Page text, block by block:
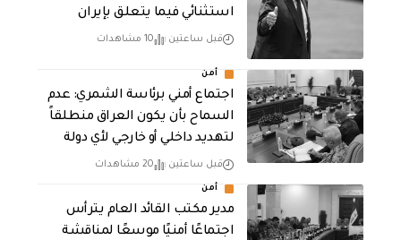
استثنائي فيما يتعلق بإيران
قبل ساعتين 10 مشاهدات
أمن
اجتماع أمني برئاسة الشمري: عدم
السماح بأن يكون العراق منطلقاً
لتهديد داخلي أو خارجي لأي دولة
قبل ساعتين 20 مشاهدات
أمن
مدير مكتب القائد العام يترأس
اجتماعًا أمنيًا موسعًا لمناقشة